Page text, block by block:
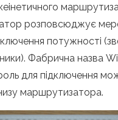
розповсюджує
потужності
Фабрична назва
для підключення
маршрутизатора.